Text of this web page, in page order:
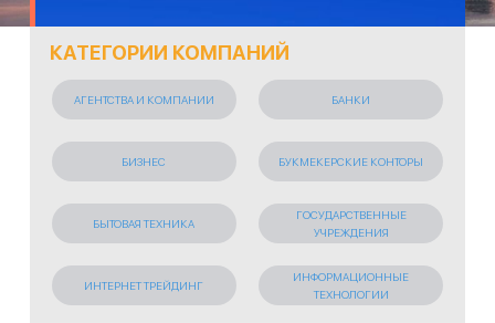
КАТЕГОРИИ КОМПАНИЙ
АГЕНТСТВА И КОМПАНИИ БАНКИ
БИЗНЕС БУКМЕКЕРСКИЕ КОНТОРЫ
БЫТОВАЯ ТЕХНИКА
ГОСУДАРСТВЕННЫЕ
УЧРЕЖДЕНИЯ
ИНТЕРНЕТ ТРЕЙДИНГ
ИНФОРМАЦИОННЫЕ
ТЕХНОЛОГИИ